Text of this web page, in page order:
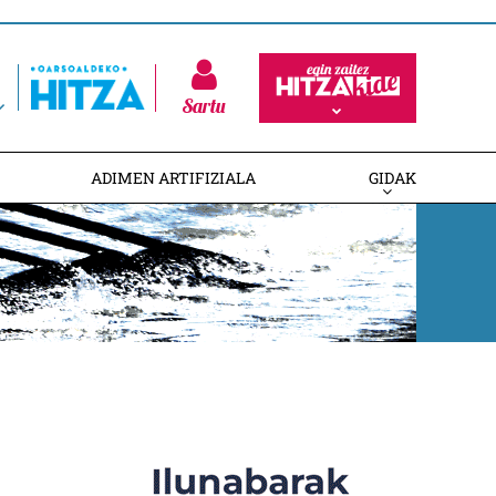
Sartu
ADIMEN ARTIFIZIALA GIDAK